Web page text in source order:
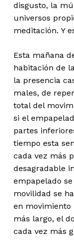
disgusto, la
universos
meditación. Y
Esta mañana
habitación de
la presencia
males, de
total del
si el
partes
tiempo esta
cada vez más
desagradable
empapelado
movilidad se
en movimiento
más largo, el
cada vez más